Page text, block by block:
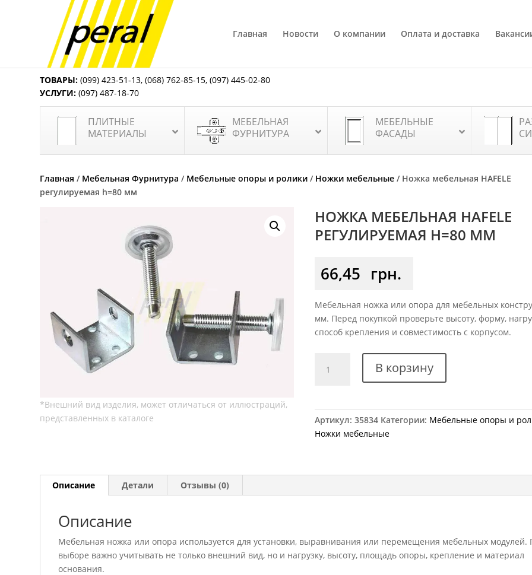
Главная Новости О компании Оплата и доставка
ТОВАРЫ: (099) 423-51-13,(068) 762-85-15,(097) 445-02-80
УСЛУГИ: (097) 487-18-70
ПЛИТНЫЕ
МАТЕРИАЛЫ
МЕБЕЛЬНАЯ
ФУРНИТУРА
МЕБЕЛЬНЫЕ
ФАСАДЫ
Главная / Мебельная Фурнитура / Мебельные опоры и ролики / Ножки мебельные / Ножка мебельная HAFELE
регулируемая h=80 мм
НОЖКА МЕБЕЛЬНАЯ HAFELE
РЕГУЛИРУЕМАЯ H=80 ММ
66,45 грн.
Мебельная ножка или опора для мебельных
мм. Перед покупкой проверьте высоту, форму,
способ крепления и совместимость с корпусом.
товара
регулируемая
В корзину
Артикул:35834 Категории: Мебельные опоры и
Ножки мебельные
Описание Детали Отзывы (0)
Описание
Мебельная ножка или опора используется для установки, выравнивания или перемещения мебельных модулей.
выборе важно учитывать не только внешний вид, но и нагрузку, высоту, площадь опоры, крепление и материал
основания.